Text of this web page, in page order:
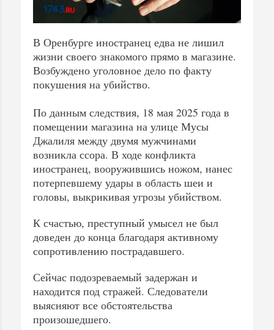
В Оренбурге иностранец едва не лишил
жизни своего знакомого прямо в магазине.
Возбуждено уголовное дело по факту
покушения на убийство.
По данным следствия, 18 мая 2025 года в
помещении магазина на улице Мусы
Джалиля между двумя мужчинами
возникла ссора. В ходе конфликта
иностранец, вооружившись ножом, нанес
потерпевшему удары в область шеи и
головы, выкрикивая угрозы убийством.
К счастью, преступный умысел не был
доведен до конца благодаря активному
сопротивлению пострадавшего.
Сейчас подозреваемый задержан и
находится под стражей. Следователи
выясняют все обстоятельства
произошедшего.